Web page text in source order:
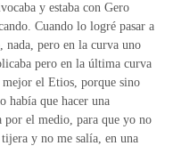
y estaba con Gero
Cuando lo logré pasar a
pero en la curva uno
pero en la última curva
el Etios, porque sino
había que hacer una
por el medio, para que yo no
y no me salía, en una